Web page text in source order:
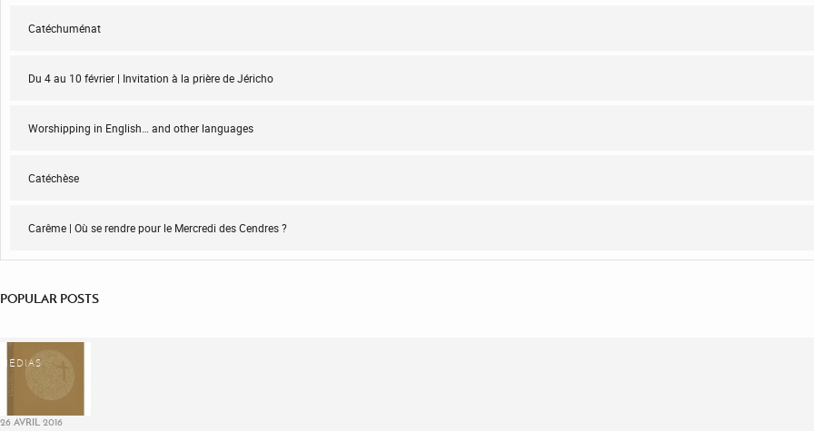
Catéchuménat
Du 4 au 10 février | Invitation à la prière de Jéricho
Worshipping in English… and other languages
Catéchèse
Carême | Où se rendre pour le Mercredi des Cendres ?
POPULAR POSTS
MÉDIAS
26 AVRIL 2016